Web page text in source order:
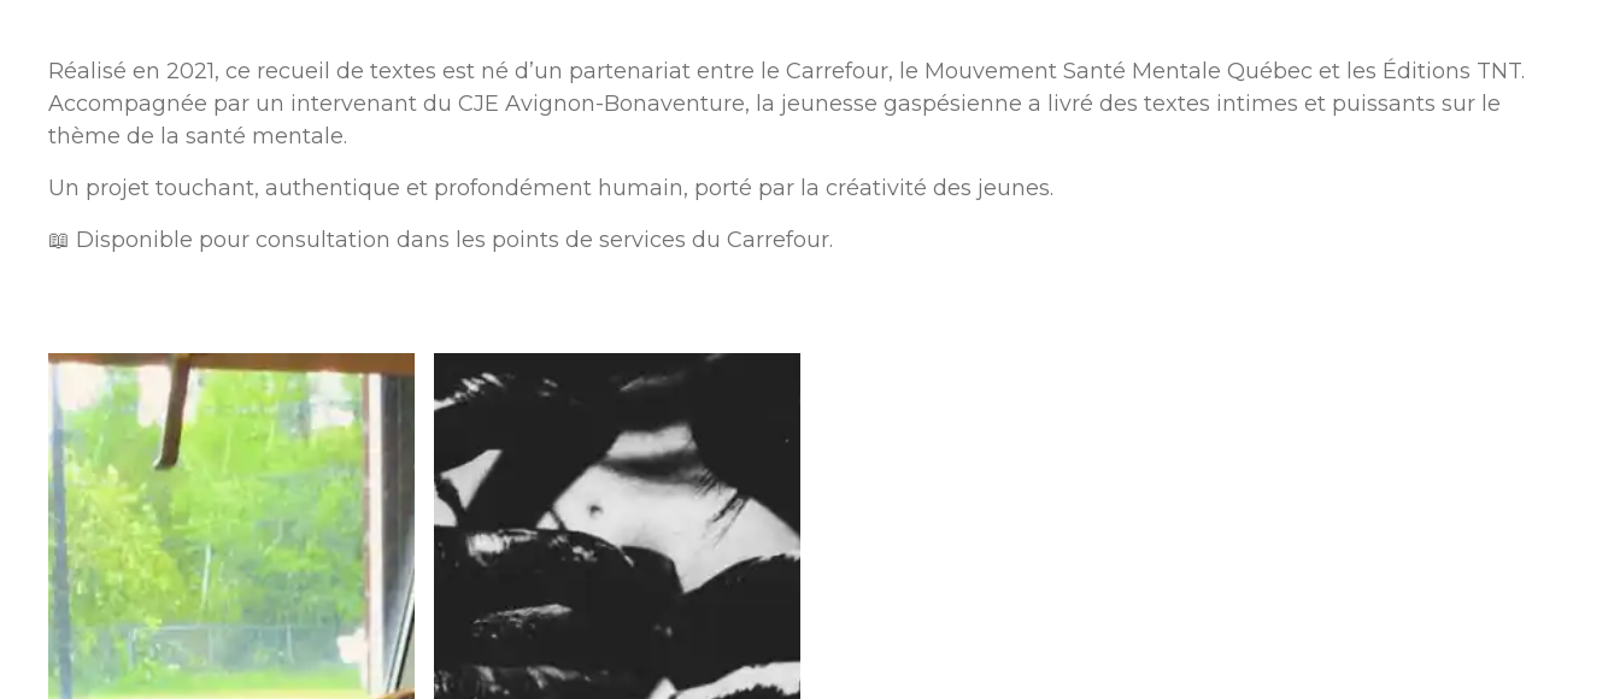
Réalisé en 2021, ce recueil de textes est né d’un partenariat entre le Carrefour, le Mouvement Santé Mentale Québec et les Éditions TNT.
Accompagnée par un intervenant du CJE Avignon-Bonaventure, la jeunesse gaspésienne a livré des textes intimes et puissants sur le
thème de la santé mentale.
Un projet touchant, authentique et profondément humain, porté par la créativité des jeunes.
📖 Disponible pour consultation dans les points de services du Carrefour.